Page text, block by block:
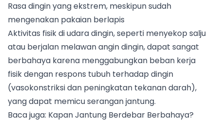
Rasa dingin yang ekstrem, meskipun sudah
mengenakan pakaian berlapis
Aktivitas fisik di udara dingin, seperti menyekop salju
atau berjalan melawan angin dingin, dapat sangat
berbahaya karena menggabungkan beban kerja
fisik dengan respons tubuh terhadap dingin
(vasokonstriksi dan peningkatan tekanan darah),
yang dapat memicu serangan jantung.
Baca juga: Kapan Jantung Berdebar Berbahaya?